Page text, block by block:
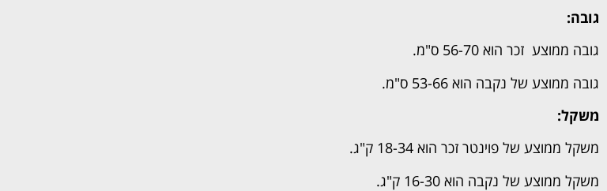
גובה:
גובה ממוצע זכר הוא 56-70 ס"מ.
גובה ממוצע של נקבה הוא 53-66 ס"מ.
משקל:
משקל ממוצע של פוינטר זכר הוא 18-34 ק"ג.
משקל ממוצע של נקבה הוא 16-30 ק"ג.